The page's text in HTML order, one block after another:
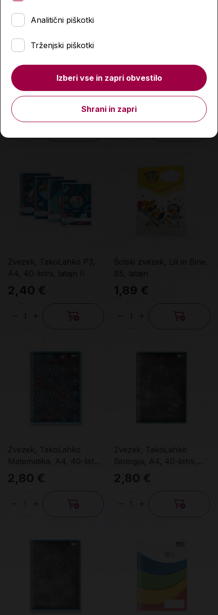
Zvezek, TakoLahko S2,
B5, 40-listni, brezčrtni
2,10 €
Zvezek, TakoLahko
Angleščina, A4, 40-listni,
latajn
2,80 €
Zvezek, TakoLahko P3,
A4, 40-listni, latajn II
2,40 €
Šolski zvezek, Lili in Bine,
B5, latajn
1,89 €
Količina
Zvezek, TakoLahko
Matematika, A4, 40-listni,
karo 5 mm
2,80 €
Količina
Zvezek, TakoLahko
Biologija, A4, 40-listni,
črte 9 mm
2,80 €
Količina
Analitični piškotki
Trženjski piškotki
Izberi vse in zapri obvestilo
Shrani in zapri